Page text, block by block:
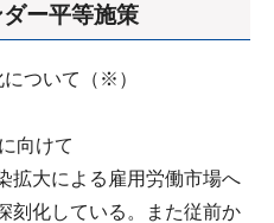
ー平等施策
について（※）
向けて
大による雇用労働市場へ
刻化している。また従前か